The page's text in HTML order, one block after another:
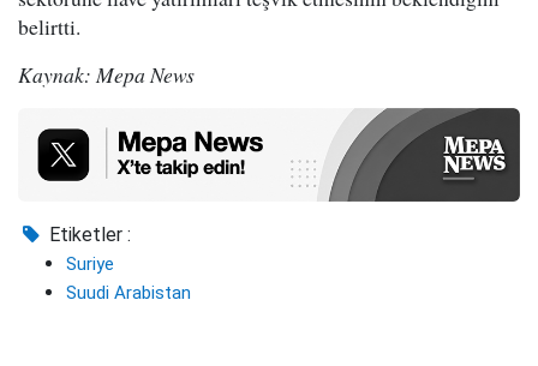
belirtti.
Kaynak: Mepa News
Etiketler :
Suriye
Suudi Arabistan